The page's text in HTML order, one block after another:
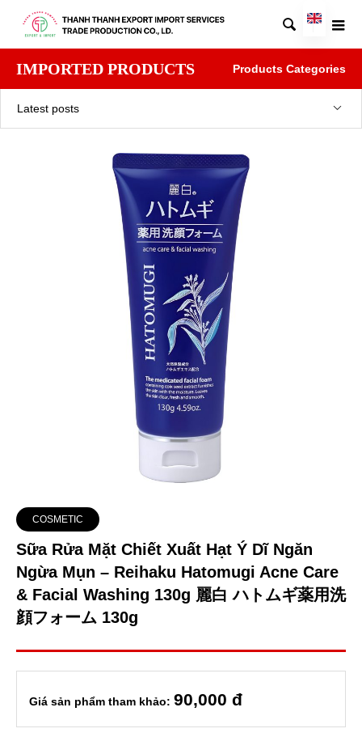

IMPORTED PRODUCTS Products Categories
Latest posts
COSMETIC
Sữa Rửa Mặt Chiết Xuất Hạt Ý Dĩ Ngăn
Ngừa Mụn – Reihaku Hatomugi Acne Care
& Facial Washing 130g 麗白 ハトムギ薬用洗
顔フォーム 130g
Giá sản phẩm tham khảo: 90,000 đ